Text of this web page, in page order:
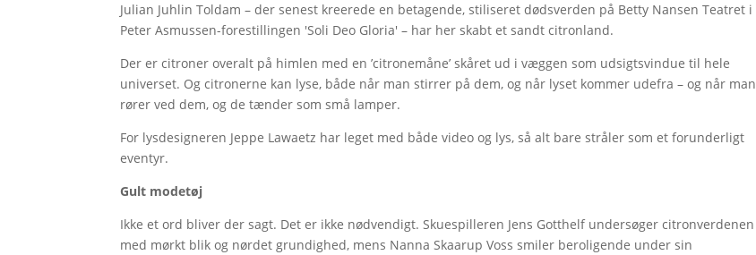
Julian Juhlin Toldam – der senest kreerede en betagende, stiliseret dødsverden på Betty Nansen Teatret i
Peter Asmussen-forestillingen 'Soli Deo Gloria' – har her skabt et sandt citronland.
Der er citroner overalt på himlen med en ’citronemåne’ skåret ud i væggen som udsigtsvindue til hele
universet. Og citronerne kan lyse, både når man stirrer på dem, og når lyset kommer udefra – og når man
rører ved dem, og de tænder som små lamper.
For lysdesigneren Jeppe Lawaetz har leget med både video og lys, så alt bare stråler som et forunderligt
eventyr.
Gult modetøj
Ikke et ord bliver der sagt. Det er ikke nødvendigt. Skuespilleren Jens Gotthelf undersøger citronverdenen
med mørkt blik og nørdet grundighed, mens Nanna Skaarup Voss smiler beroligende under sin